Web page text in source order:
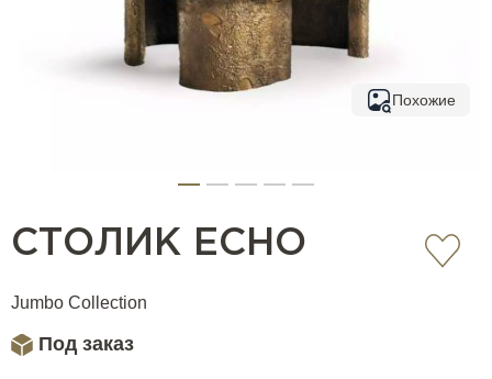
Похожие
СТОЛИК ECHO
Jumbo Collection
Под заказ